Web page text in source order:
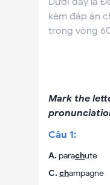
kèm đáp án
trong vòng
Mark the
Câu 1:
A.parachute
C.champagne